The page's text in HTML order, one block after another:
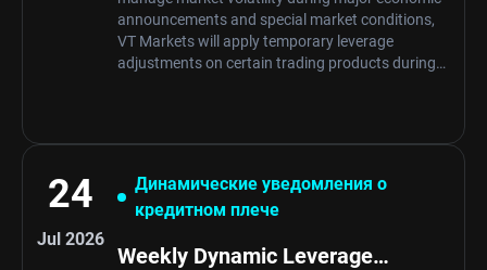
announcements and special market conditions,
VT Markets will apply temporary leverage
adjustments on certain trading products during
24
Jul 2026
Динамические уведомления о
кредитном плече
Weekly Dynamic Leverage